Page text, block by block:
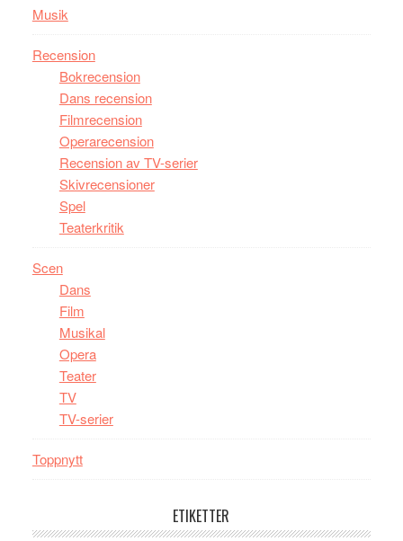
Musik
Recension
Bokrecension
Dans recension
Filmrecension
Operarecension
Recension av TV-serier
Skivrecensioner
Spel
Teaterkritik
Scen
Dans
Film
Musikal
Opera
Teater
TV
TV-serier
Toppnytt
ETIKETTER